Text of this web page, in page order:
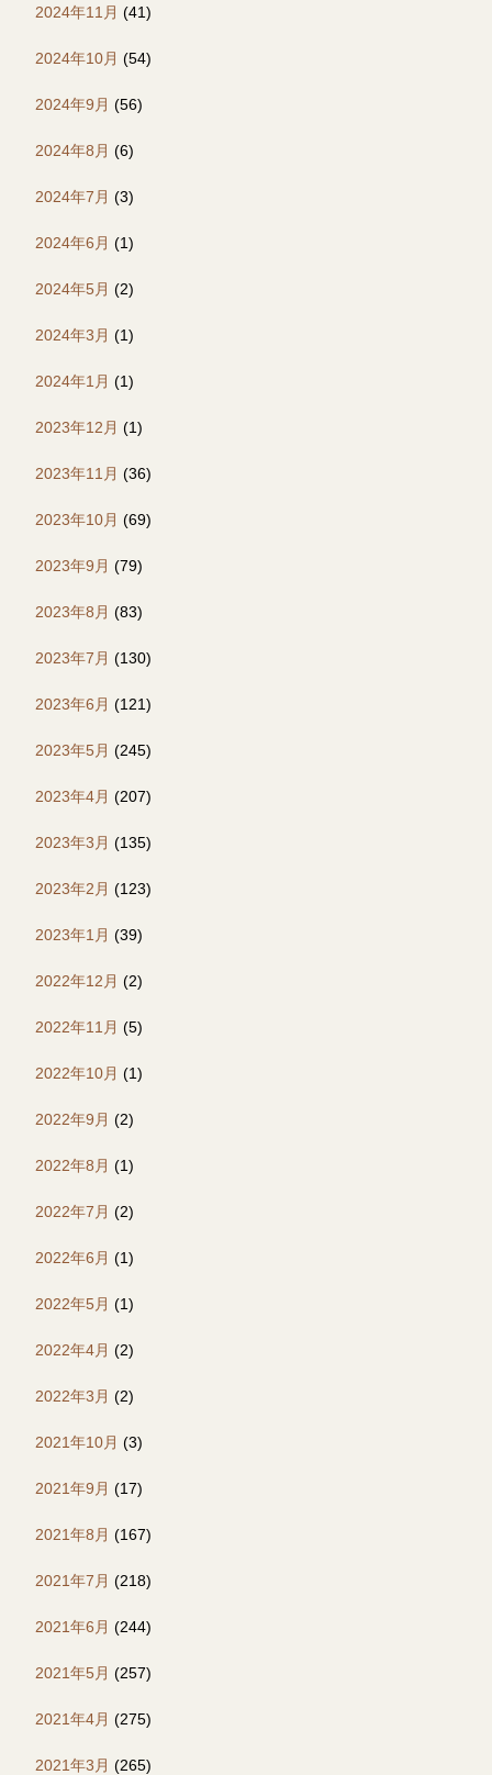
2024年11月 (41)
2024年10月 (54)
2024年9月 (56)
2024年8月 (6)
2024年7月 (3)
2024年6月 (1)
2024年5月 (2)
2024年3月 (1)
2024年1月 (1)
2023年12月 (1)
2023年11月 (36)
2023年10月 (69)
2023年9月 (79)
2023年8月 (83)
2023年7月 (130)
2023年6月 (121)
2023年5月 (245)
2023年4月 (207)
2023年3月 (135)
2023年2月 (123)
2023年1月 (39)
2022年12月 (2)
2022年11月 (5)
2022年10月 (1)
2022年9月 (2)
2022年8月 (1)
2022年7月 (2)
2022年6月 (1)
2022年5月 (1)
2022年4月 (2)
2022年3月 (2)
2021年10月 (3)
2021年9月 (17)
2021年8月 (167)
2021年7月 (218)
2021年6月 (244)
2021年5月 (257)
2021年4月 (275)
2021年3月 (265)